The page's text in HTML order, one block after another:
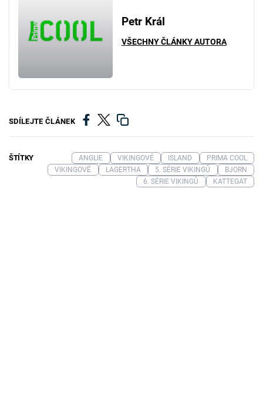
Petr Král
VŠECHNY ČLÁNKY AUTORA
SDÍLEJTE ČLÁNEK
ŠTÍTKY ANGLIE VIKINGOVÉ ISLAND
PRIMA COOL
VIKINGOVÉ
LAGERTHA 5. SÉRIE VIKINGŮ
BJORN
6. SÉRIE VIKINGŮ
KATTEGAT